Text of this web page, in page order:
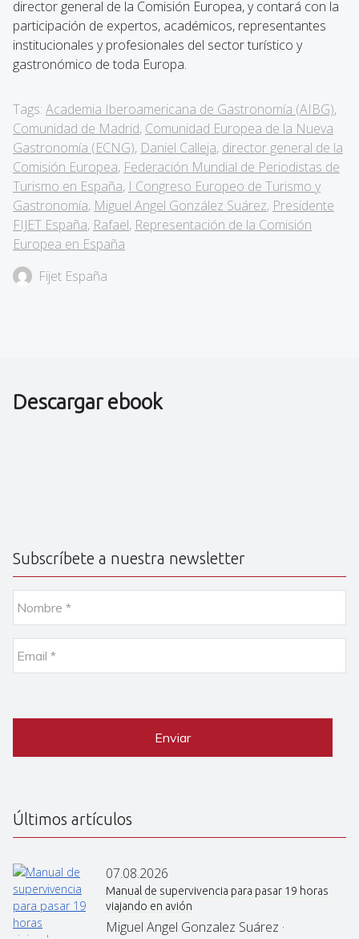
director general de la Comisión Europea, y contará con la
participación de expertos, académicos, representantes
institucionales y profesionales del sector turístico y
gastronómico de toda Europa.
Tags: Academia Iberoamericana de Gastronomía (AIBG),
Comunidad de Madrid, Comunidad Europea de la Nueva
Gastronomía (ECNG), Daniel Calleja, director general de la
Comisión Europea, Federación Mundial de Periodistas de
Turismo en España, I Congreso Europeo de Turismo y
Gastronomía, Miguel Angel González Suárez, Presidente
FIJET España, Rafael, Representación de la Comisión
Europea en España
Fijet España
Descargar ebook
Subscríbete a nuestra newsletter
o
m
e
m
a
C
Últimos artículos
07.08.2026
Manual de supervivencia para pasar 19 horas
viajando en avión
Miguel Angel Gonzalez Suárez ·